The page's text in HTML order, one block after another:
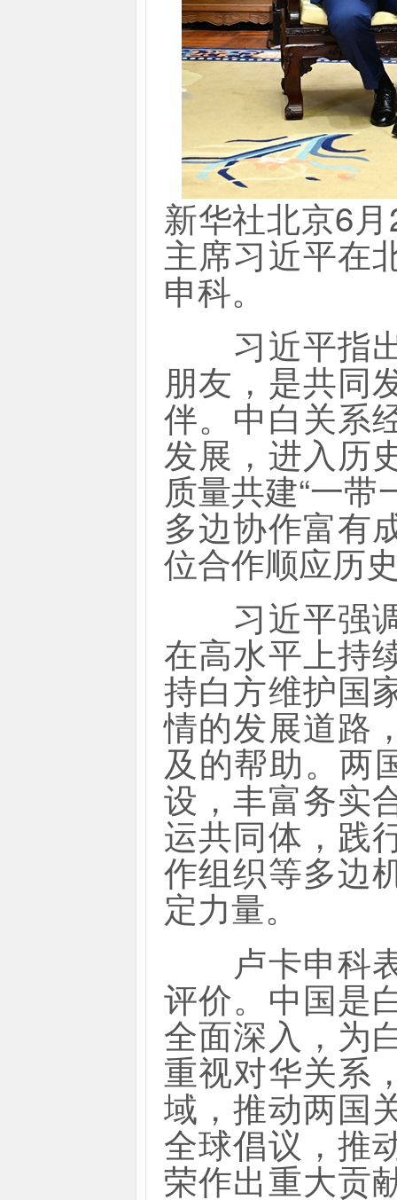
新华社北京6
主席习近平在
申科。
习近平指出
朋友，是共同
伴。中白关系
发展，进入历
质量共建“一
多边协作富有
位合作顺应历
习近平强调
在高水平上持
持白方维护国
情的发展道路
及的帮助。两
设，丰富务实
运共同体，践
作组织等多边
定力量。
卢卡申科表
评价。中国是
全面深入，为
重视对华关系
域，推动两国
全球倡议，推
荣作出重大贡